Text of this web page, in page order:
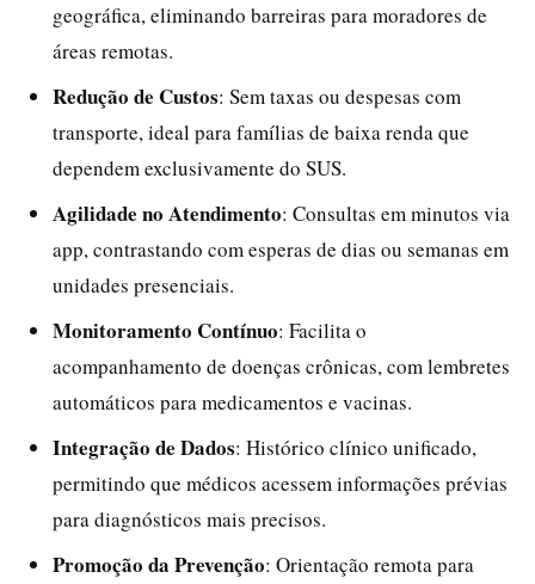
geográfica, eliminando barreiras para moradores de
áreas remotas.
Redução de Custos: Sem taxas ou despesas com
transporte, ideal para famílias de baixa renda que
dependem exclusivamente do SUS.
Agilidade no Atendimento: Consultas em minutos via
app, contrastando com esperas de dias ou semanas em
unidades presenciais.
Monitoramento Contínuo: Facilita o
acompanhamento de doenças crônicas, com lembretes
automáticos para medicamentos e vacinas.
Integração de Dados: Histórico clínico unificado,
permitindo que médicos acessem informações prévias
para diagnósticos mais precisos.
Promoção da Prevenção: Orientação remota para